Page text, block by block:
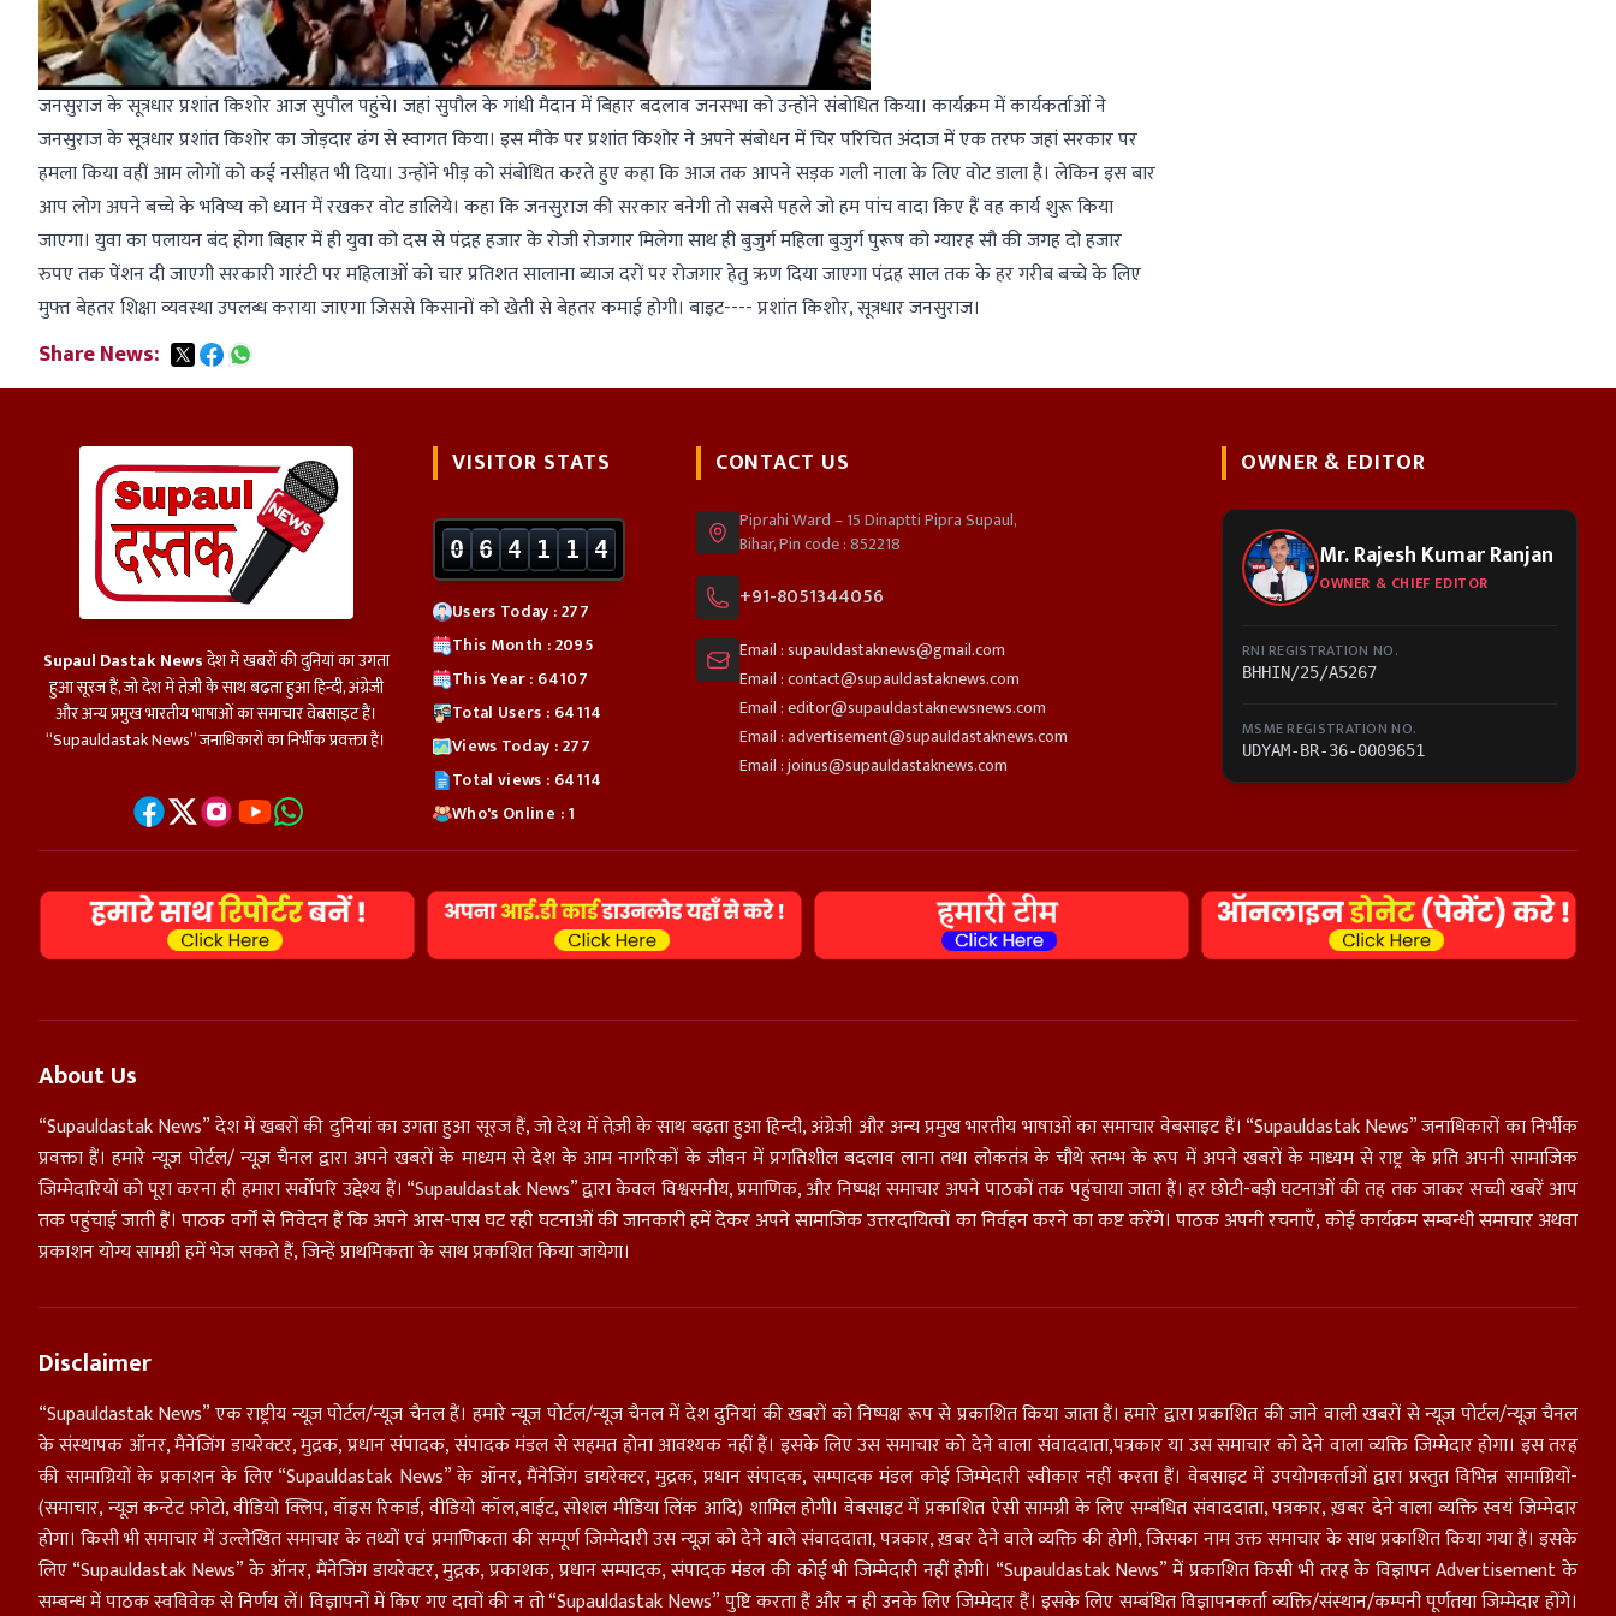
जनसुराज के सूत्रधार प्रशांत किशोर आज सुपौल पहुंचे। जहां सुपौल के गांधी मैदान में बिहार बदलाव जनसभा को उन्होंने संबोधित किया। कार्यक्रम में कार्यकर्ताओं ने
जनसुराज के सूत्रधार प्रशांत किशोर का जोड़दार ढंग से स्वागत किया। इस मौके पर प्रशांत किशोर ने अपने संबोधन में चिर परिचित अंदाज में एक तरफ जहां सरकार पर
हमला किया वहीं आम लोगों को कई नसीहत भी दिया। उन्होंने भीड़ को संबोधित करते हुए कहा कि आज तक आपने सड़क गली नाला के लिए वोट डाला है। लेकिन इस बार
आप लोग अपने बच्चे के भविष्य को ध्यान में रखकर वोट डालिये। कहा कि जनसुराज की सरकार बनेगी तो सबसे पहले जो हम पांच वादा किए हैं वह कार्य शुरू किया
जाएगा। युवा का पलायन बंद होगा बिहार में ही युवा को दस से पंद्रह हजार के रोजी रोजगार मिलेगा साथ ही बुजुर्ग महिला बुजुर्ग पुरूष को ग्यारह सौ की जगह दो हजार
रुपए तक पेंशन दी जाएगी सरकारी गारंटी पर महिलाओं को चार प्रतिशत सालाना ब्याज दरों पर रोजगार हेतु ऋण दिया जाएगा पंद्रह साल तक के हर गरीब बच्चे के लिए
मुफ्त बेहतर शिक्षा व्यवस्था उपलब्ध कराया जाएगा जिससे किसानों को खेती से बेहतर कमाई होगी। बाइट---- प्रशांत किशोर, सूत्रधार जनसुराज।
Share News:
Supaul Dastak Newsदेश में खबरों की दुनियां का उगता
हुआ सूरज हैं, जो देश में तेज़ी के साथ बढ़ता हुआ हिन्दी, अंग्रेजी
और अन्य प्रमुख भारतीय भाषाओं का समाचार वेबसाइट हैं।
“Supauldastak News” जनाधिकारों का निर्भीक प्रवक्ता हैं।
VISITOR STATS
0 6 4 1 1 4
Users Today : 277
This Month : 2095
This Year : 64107
Total Users : 64114
Views Today : 277
Total views : 64114
Who's Online : 1
CONTACT US
Piprahi Ward – 15 Dinaptti Pipra Supaul,
Bihar, Pin code : 852218
+91-8051344056
Email : supauldastaknews@gmail.com
Email : contact@supauldastaknews.com
Email : editor@supauldastaknewsnews.com
Email : advertisement@supauldastaknews.com
Email : joinus@supauldastaknews.com
OWNER & EDITOR
Mr. Rajesh Kumar Ranjan
OWNER & CHIEF EDITOR
RNI REGISTRATION NO.
BHHIN/25/A5267
MSME REGISTRATION NO.
UDYAM-BR-36-0009651
About Us
“Supauldastak News” देश में खबरों की दुनियां का उगता हुआ सूरज हैं, जो देश में तेज़ी के साथ बढ़ता हुआ हिन्दी, अंग्रेजी और अन्य प्रमुख भारतीय भाषाओं का समाचार वेबसाइट हैं। “Supauldastak News” जनाधिकारों का निर्भीक
प्रवक्ता हैं। हमारे न्यूज़ पोर्टल/ न्यूज़ चैनल द्वारा अपने खबरों के माध्यम से देश के आम नागरिकों के जीवन में प्रगतिशील बदलाव लाना तथा लोकतंत्र के चौथे स्तम्भ के रूप में अपने खबरों के माध्यम से राष्ट्र के प्रति अपनी सामाजिक
जिम्मेदारियों को पूरा करना ही हमारा सर्वोपरि उद्देश्य हैं। “Supauldastak News” द्वारा केवल विश्वसनीय, प्रमाणिक, और निष्पक्ष समाचार अपने पाठकों तक पहुंचाया जाता हैं। हर छोटी-बड़ी घटनाओं की तह तक जाकर सच्ची खबरें आप
तक पहुंचाई जाती हैं। पाठक वर्गों से निवेदन हैं कि अपने आस-पास घट रही घटनाओं की जानकारी हमें देकर अपने सामाजिक उत्तरदायित्वों का निर्वहन करने का कष्ट करेंगे। पाठक अपनी रचनाएँ, कोई कार्यक्रम सम्बन्धी समाचार अथवा
प्रकाशन योग्य सामग्री हमें भेज सकते हैं, जिन्हें प्राथमिकता के साथ प्रकाशित किया जायेगा।
Disclaimer
“Supauldastak News” एक राष्ट्रीय न्यूज़ पोर्टल/न्यूज़ चैनल हैं। हमारे न्यूज़ पोर्टल/न्यूज चैनल में देश दुनियां की खबरों को निष्पक्ष रूप से प्रकाशित किया जाता हैं। हमारे द्वारा प्रकाशित की जाने वाली खबरों से न्यूज़ पोर्टल/न्यूज़ चैनल
के संस्थापक ऑनर, मैनेजिंग डायरेक्टर, मुद्रक, प्रधान संपादक, संपादक मंडल से सहमत होना आवश्यक नहीं हैं। इसके लिए उस समाचार को देने वाला संवाददाता,पत्रकार या उस समाचार को देने वाला व्यक्ति जिम्मेदार होगा। इस तरह
की सामाग्रियों के प्रकाशन के लिए “Supauldastak News” के ऑनर, मैंनेजिंग डायरेक्टर, मुद्रक, प्रधान संपादक, सम्पादक मंडल कोई जिम्मेदारी स्वीकार नहीं करता हैं। वेबसाइट में उपयोगकर्ताओं द्वारा प्रस्तुत विभिन्न सामाग्रियों-
(समाचार, न्यूज़ कन्टेट फ़ोटो, वीडियो क्लिप, वॉइस रिकार्ड, वीडियो कॉल,बाईट, सोशल मीडिया लिंक आदि) शामिल होगी। वेबसाइट में प्रकाशित ऐसी सामग्री के लिए सम्बंधित संवाददाता, पत्रकार, ख़बर देने वाला व्यक्ति स्वयं जिम्मेदार
होगा। किसी भी समाचार में उल्लेखित समाचार के तथ्यों एवं प्रमाणिकता की सम्पूर्ण जिम्मेदारी उस न्यूज़ को देने वाले संवाददाता, पत्रकार, ख़बर देने वाले व्यक्ति की होगी, जिसका नाम उक्त समाचार के साथ प्रकाशित किया गया हैं। इसके
लिए “Supauldastak News” के ऑनर, मैंनेजिंग डायरेक्टर, मुद्रक, प्रकाशक, प्रधान सम्पादक, संपादक मंडल की कोई भी जिम्मेदारी नहीं होगी। “Supauldastak News” में प्रकाशित किसी भी तरह के विज्ञापन Advertisement के
सम्बन्ध में पाठक स्वविवेक से निर्णय लें। विज्ञापनों में किए गए दावों की न तो “Supauldastak News” पुष्टि करता हैं और न ही उनके लिए जिम्मेदार हैं। इसके लिए सम्बंधित विज्ञापनकर्ता व्यक्ति/संस्थान/कम्पनी पूर्णतया जिम्मेदार होंगे।